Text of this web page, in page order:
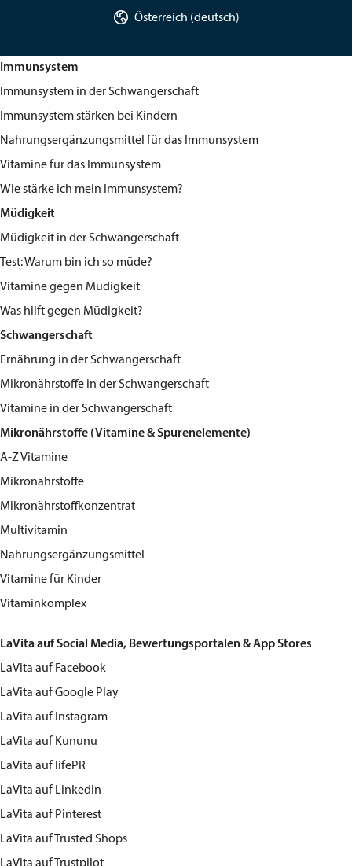
 Österreich (deutsch)
Immunsystem
Immunsystem in der Schwangerschaft
Immunsystem stärken bei Kindern
Nahrungsergänzungsmittel für das Immunsystem
Vitamine für das Immunsystem
Wie stärke ich mein Immunsystem?
Müdigkeit
Müdigkeit in der Schwangerschaft
Test: Warum bin ich so müde?
Vitamine gegen Müdigkeit
Was hilft gegen Müdigkeit?
Schwangerschaft
Ernährung in der Schwangerschaft
Mikronährstoffe in der Schwangerschaft
Vitamine in der Schwangerschaft
Mikronährstoffe (Vitamine & Spurenelemente)
A-Z Vitamine
Mikronährstoffe
Mikronährstoffkonzentrat
Multivitamin
Nahrungsergänzungsmittel
Vitamine für Kinder
Vitaminkomplex
LaVita auf Social Media, Bewertungsportalen & App Stores
LaVita auf Facebook
LaVita auf Google Play
LaVita auf Instagram
LaVita auf Kununu
LaVita auf lifePR
LaVita auf LinkedIn
LaVita auf Pinterest
LaVita auf Trusted Shops
LaVita auf Trustpilot